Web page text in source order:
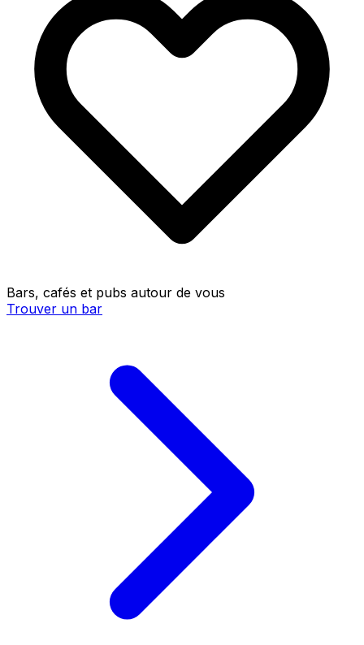
Bars, cafés et pubs autour de vous
Trouver un bar